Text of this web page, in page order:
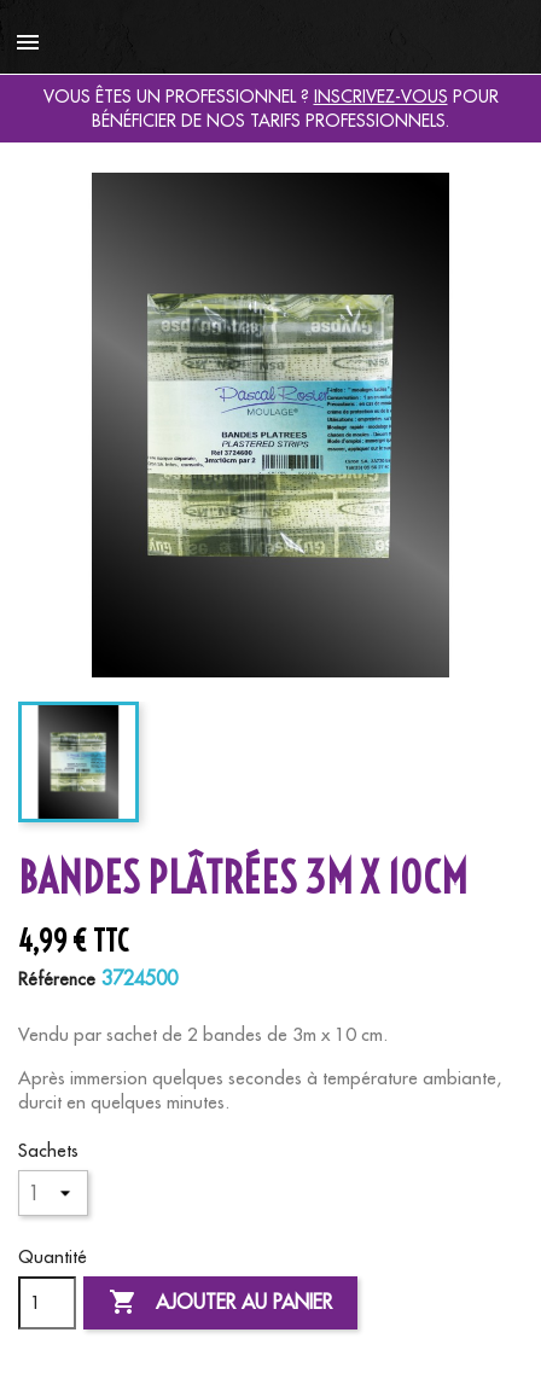

VOUS ÊTES UN PROFESSIONNEL ? INSCRIVEZ-VOUS POUR
BÉNÉFICIER DE NOS TARIFS PROFESSIONNELS.
BANDES PLÂTRÉES 3M X 10CM
4,99 € TTC
Référence 3724500
Vendu par sachet de 2 bandes de 3m x 10 cm.
Après immersion quelques secondes à température ambiante,
durcit en quelques minutes.
Sachets
Quantité
 AJOUTER AU PANIER